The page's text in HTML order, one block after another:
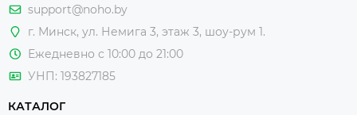
support@noho.by
г. Минск, ул. Немига 3, этаж 3, шоу-рум 1.
Ежедневно с 10:00 до 21:00
УНП: 193827185
КАТАЛОГ